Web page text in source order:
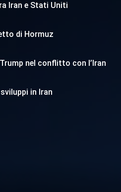
Iran e Stati Uniti
di Hormuz
nel conflitto con l’Iran
in Iran